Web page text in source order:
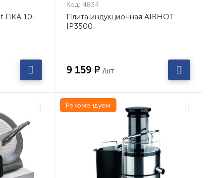
ПКА 10-
Код: 4834
Плита индукционная AIRHOT
IP3500
9 159 ₽ /шт
Рекомендуем